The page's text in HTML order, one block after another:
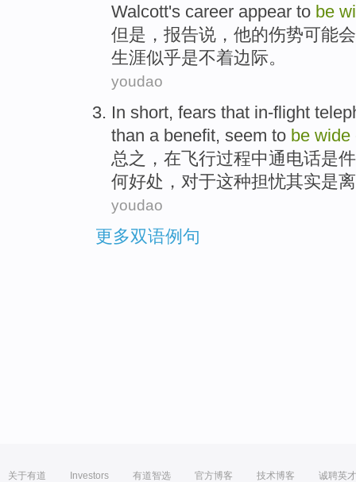
Walcott's career appear to be
但是 ， 报告说， 他的伤势可能会
生涯似乎是不着边际。
youdao
In short, fears that in-flight
than a benefit, seem to be wide
总之 ，在飞行过程中通电话是件
何好处 ，对于这种担忧其实是
youdao
更多双语例句
关于有道 Investors 有道智选 官方博客 技术博客 诚聘英才